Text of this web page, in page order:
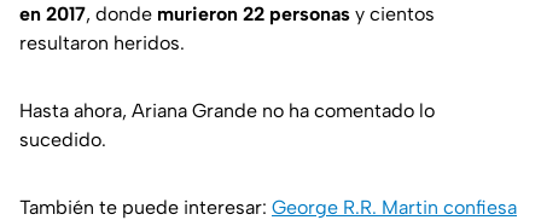
en 2017, donde murieron 22 personas y cientos
resultaron heridos.
Hasta ahora, Ariana Grande no ha comentado lo
sucedido.
También te puede interesar: George R.R. Martin confiesa